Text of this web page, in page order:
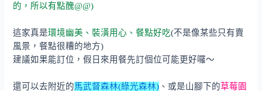
的，所以有點醜@@)
這家真是環境幽美、裝潢用心、餐點好吃(不是像某些只有賣
風景，餐點很糟的地方)
建議如果能訂位，假日來用餐先訂個位可能更好囉～
還可以去附近的馬武督森林(綠光森林) 、或是山腳下的草莓園